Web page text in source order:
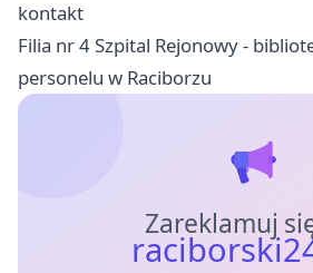
kontakt
Filia nr 4 Szpital Rejonowy -
personelu w Raciborzu
Zareklamuj